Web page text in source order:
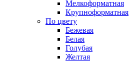
Мелкоформатная
Крупноформатная
По цвету
Бежевая
Белая
Голубая
Желтая